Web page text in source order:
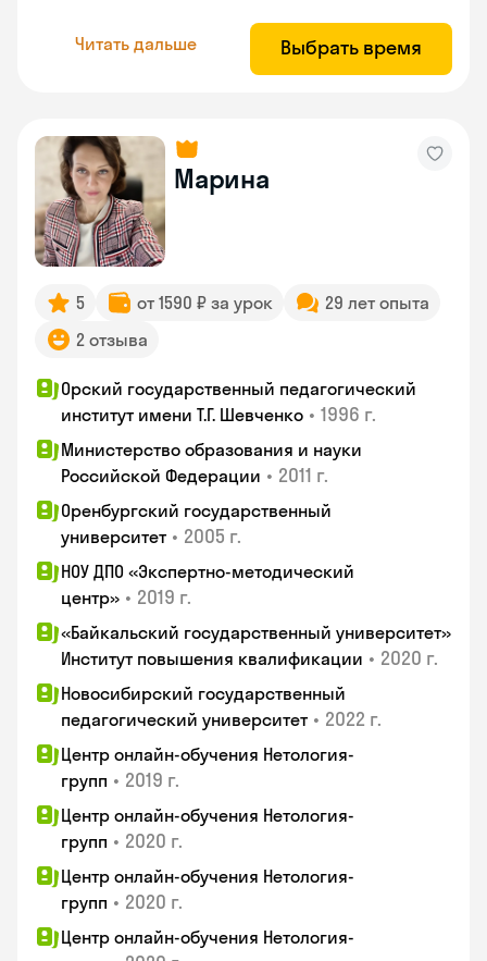
Читать дальше Выбрать время
Марина
5 от 1590 ₽ за урок
29 лет опыта
2 отзыва
Орский государственный педагогический
институт имени Т.Г. Шевченко • 1996 г.
Министерство образования и науки
Российской Федерации • 2011 г.
Оренбургский государственный
университет • 2005 г.
НОУ ДПО «Экспертно-методический
центр» • 2019 г.
«Байкальский государственный университет»
Институт повышения квалификации • 2020 г.
Новосибирский государственный
педагогический университет • 2022 г.
Центр онлайн-обучения Нетология-
групп • 2019 г.
Центр онлайн-обучения Нетология-
групп • 2020 г.
Центр онлайн-обучения Нетология-
групп • 2020 г.
Центр онлайн-обучения Нетология-